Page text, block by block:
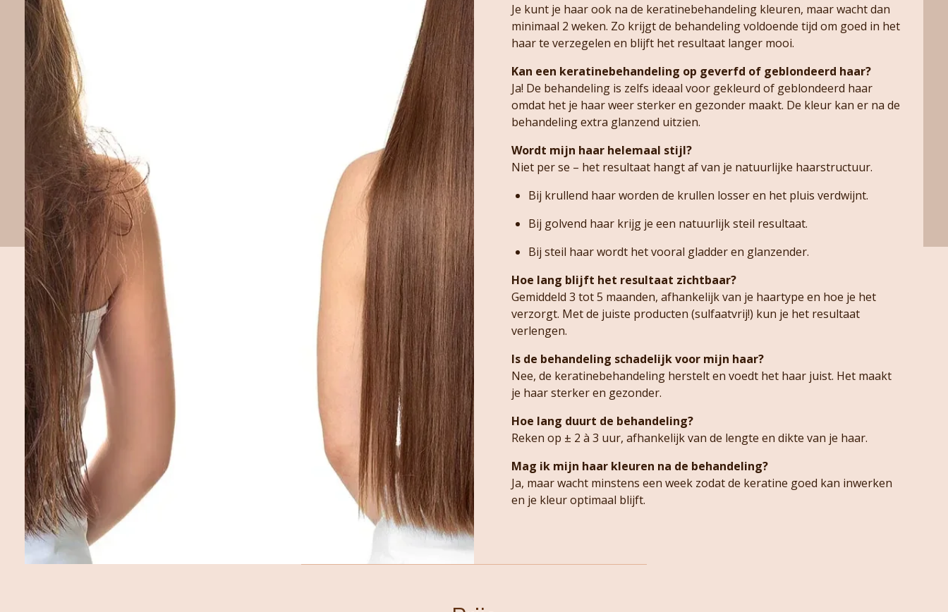
Je kunt je haar ook na de keratinebehandeling kleuren, maar wacht dan
minimaal 2 weken. Zo krijgt de behandeling voldoende tijd om goed in het
haar te verzegelen en blijft het resultaat langer mooi.
Kan een keratinebehandeling op geverfd of geblondeerd haar?
Ja! De behandeling is zelfs ideaal voor gekleurd of geblondeerd haar
omdat het je haar weer sterker en gezonder maakt. De kleur kan er na de
behandeling extra glanzend uitzien.
Wordt mijn haar helemaal stijl?
Niet per se – het resultaat hangt af van je natuurlijke haarstructuur.
Bij krullend haar worden de krullen losser en het pluis verdwijnt.
Bij golvend haar krijg je een natuurlijk steil resultaat.
Bij steil haar wordt het vooral gladder en glanzender.
Hoe lang blijft het resultaat zichtbaar?
Gemiddeld 3 tot 5 maanden, afhankelijk van je haartype en hoe je het
verzorgt. Met de juiste producten (sulfaatvrij!) kun je het resultaat
verlengen.
Is de behandeling schadelijk voor mijn haar?
Nee, de keratinebehandeling herstelt en voedt het haar juist. Het maakt
je haar sterker en gezonder.
Hoe lang duurt de behandeling?
Reken op ± 2 à 3 uur, afhankelijk van de lengte en dikte van je haar.
Mag ik mijn haar kleuren na de behandeling?
Ja, maar wacht minstens een week zodat de keratine goed kan inwerken
en je kleur optimaal blijft.